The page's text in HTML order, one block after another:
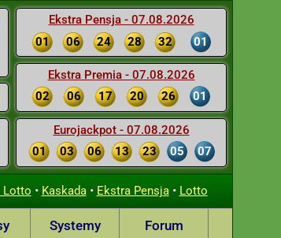
Ekstra Pensja - 07.08.2026
01
06 24 28 32 01
Ekstra Premia - 07.08.2026
02
06 17 20 26 01
Eurojackpot - 07.08.2026
01
03 06 13 23 05 07
Lotto • Kaskada• Ekstra Pensja• Lotto
Systemy Forum